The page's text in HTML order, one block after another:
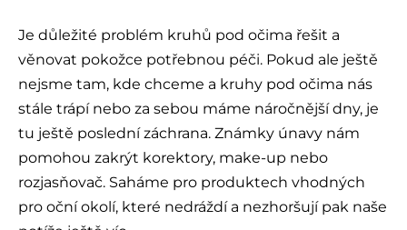
Je důležité problém kruhů pod očima řešit a
věnovat pokožce potřebnou péči. Pokud ale ještě
nejsme tam, kde chceme a kruhy pod očima nás
stále trápí nebo za sebou máme náročnější dny, je
tu ještě poslední záchrana. Známky únavy nám
pomohou zakrýt korektory, make-up nebo
rozjasňovač. Saháme pro produktech vhodných
pro oční okolí, které nedráždí a nezhoršují pak naše